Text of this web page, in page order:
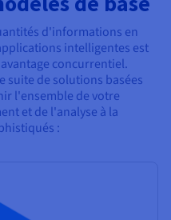
d'informations en
intelligentes est
concurrentiel.
suite de solutions basées
l'ensemble de votre
et de l'analyse à la
: